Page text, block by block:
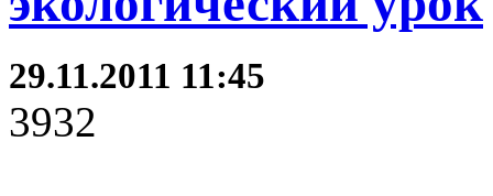
29.11.2011 11:45
3932